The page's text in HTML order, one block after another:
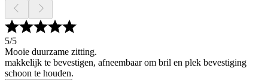
5/5
Mooie duurzame zitting.
makkelijk te bevestigen, afneembaar om bril en plek bevestiging
schoon te houden.